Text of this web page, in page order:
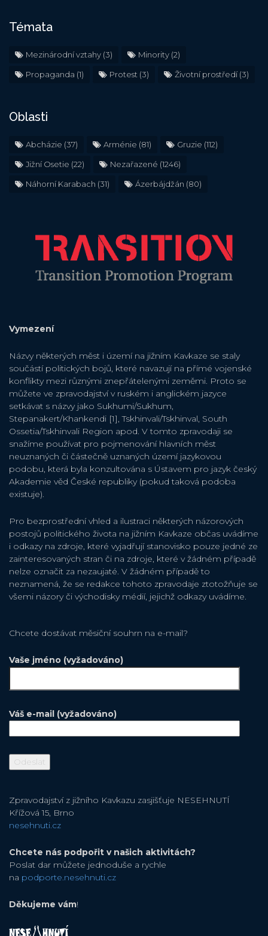
Témata
Mezinárodní vztahy (3) Minority (2)
Propaganda (1) Protest (3) Životní prostředí(3)
Oblasti
Abcházie (37) Arménie (81) Gruzie (112)
Jižní Osetie (22) Nezařazené (1246)
Náhorní Karabach (31) Ázerbájdžán (80)
Vymezení
Názvy některých měst i území na jižním Kavkaze se staly
součástí politických bojů, které navazují na přímé vojenské
konflikty mezi různými znepřátelenými zeměmi. Proto se
můžete ve zpravodajství v ruském i anglickém jazyce
setkávat s názvy jako Sukhumi/Sukhum,
Stepanakert/Khankendi [1], Tskhinvali/Tskhinval, South
Ossetia/Tskhinvali Region apod. V tomto zpravodaji se
snažíme používat pro pojmenování hlavních měst
neuznaných či částečně uznaných území jazykovou
podobu, která byla konzultována s Ústavem pro jazyk český
Akademie věd České republiky (pokud taková podoba
existuje).
Pro bezprostřední vhled a ilustraci některých názorových
postojů politického života na jižním Kavkaze občas uvádíme
i odkazy na zdroje, které vyjadřují stanovisko pouze jedné ze
zainteresovaných stran či na zdroje, které v žádném případě
nelze označit za nezaujaté. V žádném případě to
neznamená, že se redakce tohoto zpravodaje ztotožňuje se
všemi názory či východisky médií, jejichž odkazy uvádíme.
Chcete dostávat měsiční souhrn na e-mail?
Vaše jméno (vyžadováno)
Váš e-mail (vyžadováno)
Zpravodajství z jižního Kavkazu zasjišťuje NESEHNUTÍ
Křížová 15, Brno
nesehnuti.cz
Chcete nás podpořit v našich aktivitách?
Poslat dar můžete jednoduše a rychle
na podporte.nesehnuti.cz
Děkujeme vám!